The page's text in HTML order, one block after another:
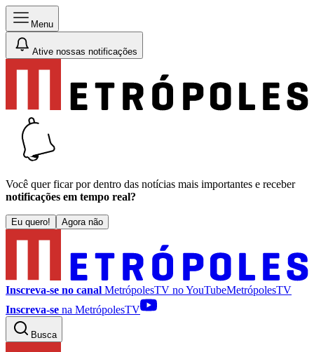
Menu
Ative nossas notificações
Você quer ficar por dentro das notícias mais importantes e receber
notificações em tempo real?
Eu quero! Agora não
Inscreva-se no canal MetrópolesTV noYouTubeMetrópolesTV
Inscreva-se na MetrópolesTV
Busca